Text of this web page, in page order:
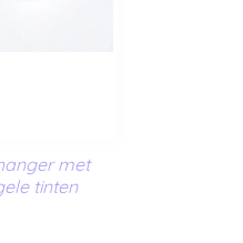
met
tinten